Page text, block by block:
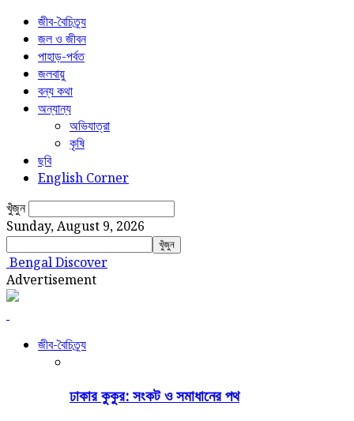
জীব-বৈচিত্র্য
জল ও জীবন
পাহাড়-পর্বত
জলবায়ু
বন্য কথা
অন্যান্য
অভিযাত্রা
কৃষি
ছবি
English Corner
খুঁজুন
Sunday, August 9, 2026
Bengal Discover
Advertisement
জীব-বৈচিত্র্য
ঢাকার কুকুর: সংকট ও সমাধানের পথ